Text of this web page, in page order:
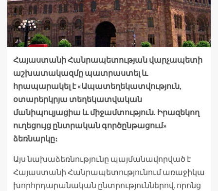
Հայաստանի Հանրապետության վարչապետի
աշխատակազմը պատրաստել և
հրապարակել է «Ապատեղեկատվություն,
օտարերկրյա տեղեկատվական
մանիպուլյացիա և միջամտություն. Իրազեկող
ուղեցույց ընտրական գործընթացում»
ձեռնարկը։
Այս նախաձեռնությունը պայմանավորված է
Հայաստանի Հանրապետությունում առաջիկա
խորհրդարանական ընտրություններով, որոնց